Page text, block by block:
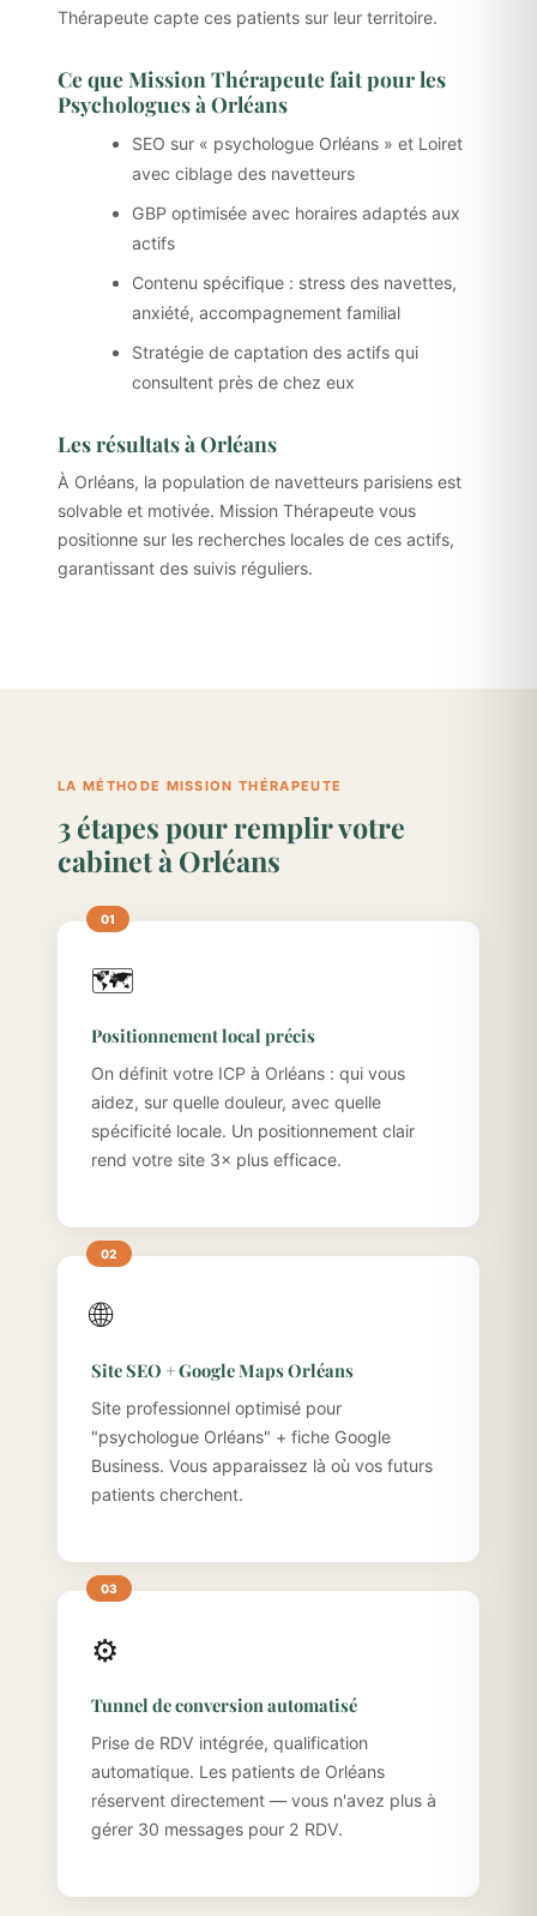
Thérapeute capte ces patients sur leur territoire.
Ce que Mission Thérapeute fait pour les
Psychologues à Orléans
SEO sur « psychologue Orléans » et Loiret
avec ciblage des navetteurs
GBP optimisée avec horaires adaptés aux
actifs
Contenu spécifique : stress des navettes,
anxiété, accompagnement familial
Stratégie de captation des actifs qui
consultent près de chez eux
Les résultats à Orléans
À Orléans, la population de navetteurs parisiens est
solvable et motivée. Mission Thérapeute vous
positionne sur les recherches locales de ces actifs,
garantissant des suivis réguliers.
LA MÉTHODE MISSION THÉRAPEUTE
3 étapes pour remplir votre
cabinet à Orléans
🗺️
Positionnement local précis
On définit votre ICP à Orléans : qui vous
aidez, sur quelle douleur, avec quelle
spécificité locale. Un positionnement clair
rend votre site 3× plus efficace.
🌐
Site SEO + Google Maps Orléans
Site professionnel optimisé pour
"psychologue Orléans" + fiche Google
Business. Vous apparaissez là où vos futurs
patients cherchent.
⚙️
Tunnel de conversion automatisé
Prise de RDV intégrée, qualification
automatique. Les patients de Orléans
réservent directement — vous n'avez plus à
gérer 30 messages pour 2 RDV.